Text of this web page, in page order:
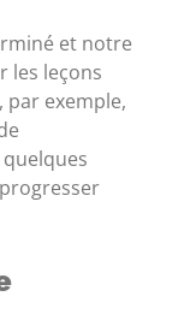
et notre
les leçons
par exemple,